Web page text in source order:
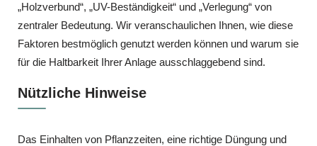
„Holzverbund“, „UV-Beständigkeit“ und „Verlegung“ von
zentraler Bedeutung. Wir veranschaulichen Ihnen, wie diese
Faktoren bestmöglich genutzt werden können und warum sie
für die Haltbarkeit Ihrer Anlage ausschlaggebend sind.
Nützliche Hinweise
Das Einhalten von Pflanzzeiten, eine richtige Düngung und